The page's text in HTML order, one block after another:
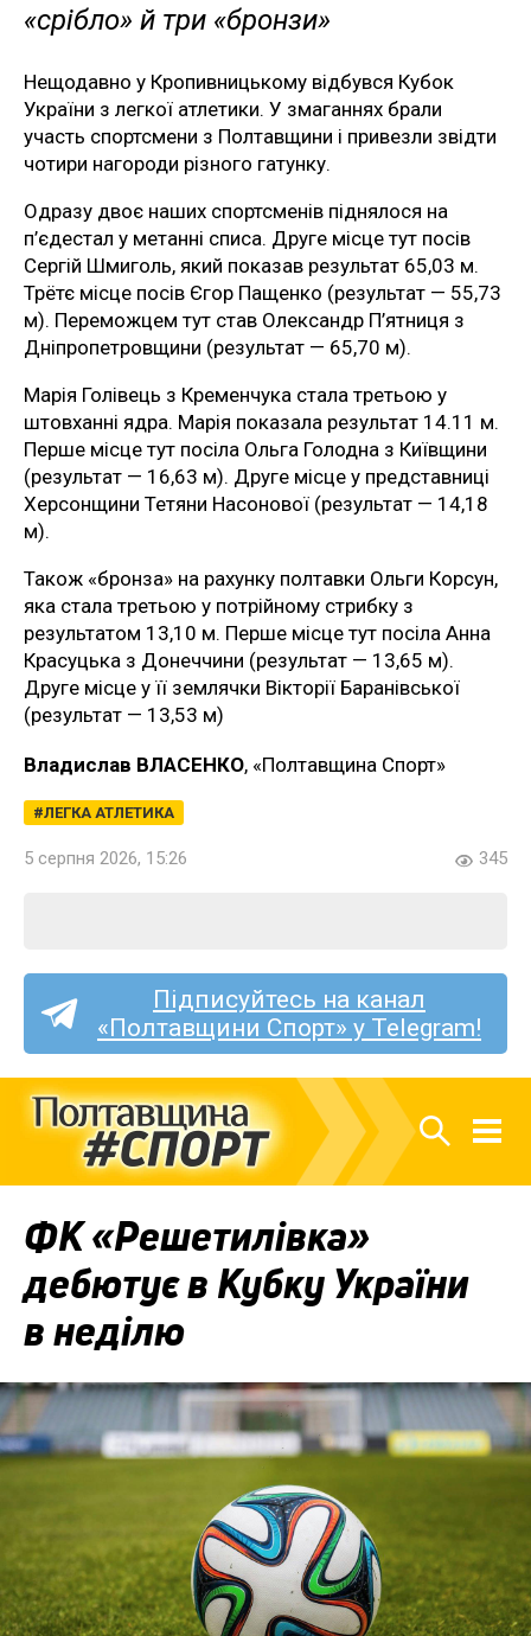
«срібло» й три «бронзи»
Нещодавно у Кропивницькому відбувся Кубок
України з легкої атлетики. У змаганнях брали
участь спортсмени з Полтавщини і привезли звідти
чотири нагороди різного гатунку.
Одразу двоє наших спортсменів піднялося на
п’єдестал у метанні списа. Друге місце тут посів
Сергій Шмиголь, який показав результат 65,03 м.
Трётє місце посів Єгор Пащенко (результат — 55,73
м). Переможцем тут став Олександр П’ятниця з
Дніпропетровщини (результат — 65,70 м).
Марія Голівець з Кременчука стала третьою у
штовханні ядра. Марія показала результат 14.11 м.
Перше місце тут посіла Ольга Голодна з Київщини
(результат — 16,63 м). Друге місце у представниці
Херсонщини Тетяни Насонової (результат — 14,18
м).
Також «бронза» на рахунку полтавки Ольги Корсун,
яка стала третьою у потрійному стрибку з
результатом 13,10 м. Перше місце тут посіла Анна
Красуцька з Донеччини (результат — 13,65 м).
Друге місце у її землячки Вікторії Баранівської
(результат — 13,53 м)
Владислав ВЛАСЕНКО, «Полтавщина Спорт»
ЛЕГКА АТЛЕТИКА
5 серпня 2026, 15:26 345
Підписуйтесь на канал
«Полтавщини Спорт» у Telegram!
ФК «Решетилівка»
дебютує в Кубку України
в неділю